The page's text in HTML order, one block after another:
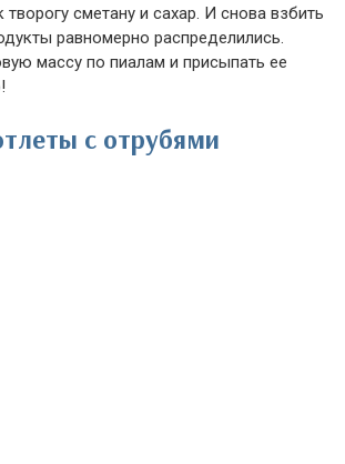
сметану и сахар. И снова взбить
равномерно распределились.
массу по пиалам и присыпать ее
с отрубями